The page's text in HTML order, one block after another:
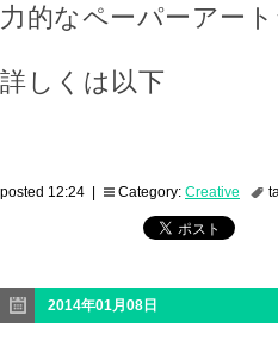
力的なペーパーアー
詳しくは以下
posted 12:24 | Category: Creative
2014年01月08日